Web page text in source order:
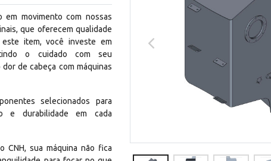
em movimento com nossas
que oferecem qualidade
item, você investe em
o cuidado com seu
de cabeça com máquinas
selecionados para
e durabilidade em cada
CNH, sua máquina não fica